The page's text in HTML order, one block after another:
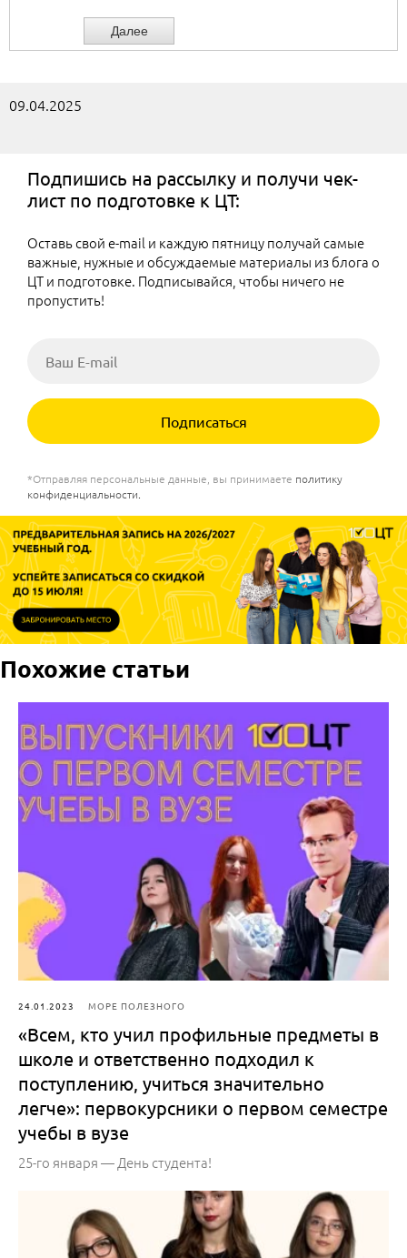
09.04.2025
Подпишись на рассылку и получи чек-
лист по подготовке к ЦТ:
Оставь свой e-mail и каждую пятницу получай самые
важные, нужные и обсуждаемые материалы из блога о
ЦТ и подготовке. Подписывайся, чтобы ничего не
пропустить!
Подписаться
*Отправляя персональные данные, вы принимаете политику
конфиденциальности
Похожие статьи
24.01.2023 МОРЕ ПОЛЕЗНОГО
«Всем, кто учил профильные предметы в
школе и ответственно подходил к
поступлению, учиться значительно
легче»: первокурсники о первом семестре
учебы в вузе
25-го января — День студента!